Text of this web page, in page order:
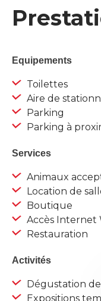
Equipements
Toilettes
Aire de
Parking
Parking à
Services
Animaux
Location de
Boutique
Accès Internet
Restauration
Activités
Dégustation
Expositions